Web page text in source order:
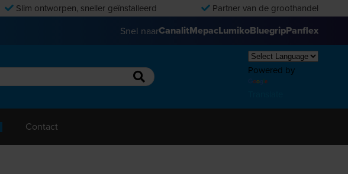
Slim ontworpen, sneller geïnstalleerd Partner van de groothandel
Snel naarCanalitMepacLumikoBluegripPanflex
Powered by
Contact